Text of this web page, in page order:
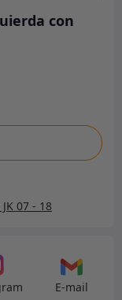
con
07 - 18
E-mail